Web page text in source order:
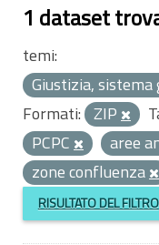
1 dataset
temi:
Giustizia, sistema
Formati: ZIP
PCPC
aree
zone confluenza
RISULTATO DEL FILTRO